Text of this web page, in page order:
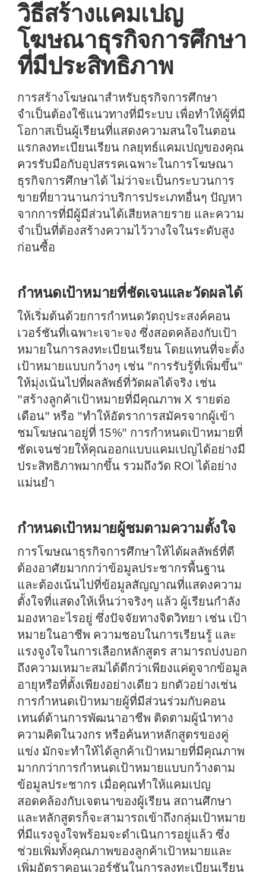
วิธีสร้างแคมเปญ
โฆษณาธุรกิจการศึกษา
ที่มีประสิทธิภาพ
การสร้างโฆษณาสำหรับธุรกิจการศึกษา
จำเป็นต้องใช้แนวทางที่มีระบบ เพื่อทำให้ผู้ที่มี
โอกาสเป็นผู้เรียนที่แสดงความสนใจในตอน
แรกลงทะเบียนเรียน กลยุทธ์แคมเปญของคุณ
ควรรับมือกับอุปสรรคเฉพาะในการโฆษณา
ธุรกิจการศึกษาได้ ไม่ว่าจะเป็นกระบวนการ
ขายที่ยาวนานกว่าบริการประเภทอื่นๆ ปัญหา
จากการที่มีผู้มีส่วนได้เสียหลายราย และความ
จำเป็นที่ต้องสร้างความไว้วางใจในระดับสูง
ก่อนซื้อ
กำหนดเป้าหมายที่ชัดเจนและวัดผลได้
ให้เริ่มต้นด้วยการกำหนดวัตถุประสงค์คอน
เวอร์ชันที่เฉพาะเจาะจง ซึ่งสอดคล้องกับเป้า
หมายในการลงทะเบียนเรียน โดยแทนที่จะตั้ง
เป้าหมายแบบกว้างๆ เช่น "การรับรู้ที่เพิ่มขึ้น"
ให้มุ่งเน้นไปที่ผลลัพธ์ที่วัดผลได้จริง เช่น
"สร้างลูกค้าเป้าหมายที่มีคุณภาพ X รายต่อ
เดือน" หรือ "ทำให้อัตราการสมัครจากผู้เข้า
ชมโฆษณาอยู่ที่ 15%" การกำหนดเป้าหมายที่
ชัดเจนช่วยให้คุณออกแบบแคมเปญได้อย่างมี
ประสิทธิภาพมากขึ้น รวมถึงวัด ROI ได้อย่าง
แม่นยำ
กำหนดเป้าหมายผู้ชมตามความตั้งใจ
การโฆษณาธุรกิจการศึกษาให้ได้ผลลัพธ์ที่ดี
ต้องอาศัยมากกว่าข้อมูลประชากรพื้นฐาน
และต้องเน้นไปที่ข้อมูลสัญญาณที่แสดงความ
ตั้งใจที่แสดงให้เห็นว่าจริงๆ แล้ว ผู้เรียนกำลัง
มองหาอะไรอยู่ ซึ่งปัจจัยทางจิตวิทยา เช่น เป้า
หมายในอาชีพ ความชอบในการเรียนรู้ และ
แรงจูงใจในการเลือกหลักสูตร สามารถบ่งบอก
ถึงความเหมาะสมได้ดีกว่าเพียงแค่ดูจากข้อมูล
อายุหรือที่ตั้งเพียงอย่างเดียว ยกตัวอย่างเช่น
การกำหนดเป้าหมายผู้ที่มีส่วนร่วมกับคอน
เทนต์ด้านการพัฒนาอาชีพ ติดตามผู้นำทาง
ความคิดในวงกร หรือค้นหาหลักสูตรของคู่
แข่ง มักจะทำให้ได้ลูกค้าเป้าหมายที่มีคุณภาพ
มากกว่าการกำหนดเป้าหมายแบบกว้างตาม
ข้อมูลประชากร เมื่อคุณทำให้แคมเปญ
สอดคล้องกับเจตนาของผู้เรียน สถานศึกษา
และหลักสูตรก็จะสามารถเข้าถึงกลุ่มเป้าหมาย
ที่มีแรงจูงใจพร้อมจะดำเนินการอยู่แล้ว ซึ่ง
ช่วยเพิ่มทั้งคุณภาพของลูกค้าเป้าหมายและ
เพิ่มอัตราคอนเวอร์ชันในการลงทะเบียนเรียน